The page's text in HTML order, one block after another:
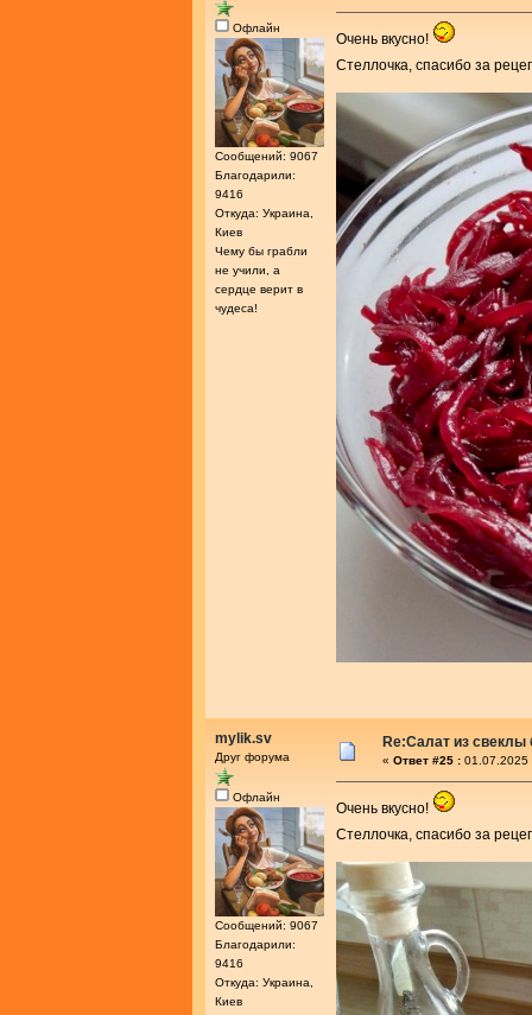
Офлайн
Сообщений: 9067
Благодарили:
9416
Откуда: Украина,
Киев
Чему бы грабли
не учили, а
сердце верит в
чудеса!
Очень вкусно!
Стеллочка, спасибо за
mylik.sv
Друг форума
Офлайн
Сообщений: 9067
Благодарили:
9416
Откуда: Украина,
Киев
Re:Салат из свеклы
« Ответ #25 : 01.07.2025
Очень вкусно!
Стеллочка, спасибо за